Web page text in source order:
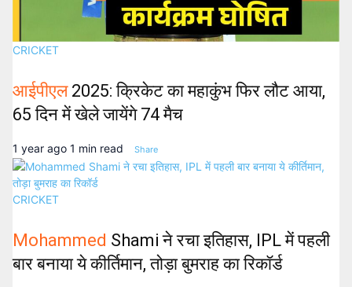
CRICKET
आईपीएल2025: क्रिकेट का महाकुंभ फिर लौट आया,
65 दिन में खेले जायेंगे 74 मैच
1 year ago 1 min read Share
CRICKET
Mohammed Shami ने रचा इतिहास, IPL में पहली
बार बनाया ये कीर्तिमान, तोड़ा बुमराह का रिकॉर्ड